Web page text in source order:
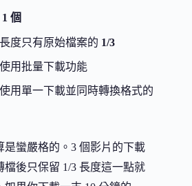
1 個
度只有原始檔案的 1/3
用批量下載功能
用單一下載並同時轉換格式的
蠻嚴格的。3 個影片的下載
後只保留 1/3 長度這一點就